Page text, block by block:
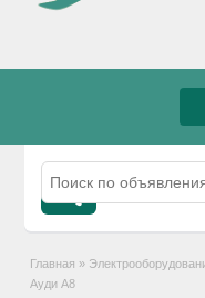
Главная »
Ауди A8